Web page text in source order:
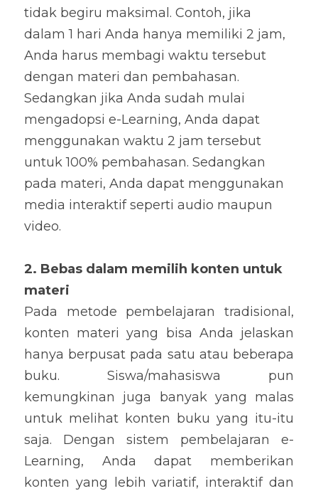
tidak begiru maksimal. Contoh, jika
dalam 1 hari Anda hanya memiliki 2 jam,
Anda harus membagi waktu tersebut
dengan materi dan pembahasan.
Sedangkan jika Anda sudah mulai
mengadopsi e-Learning, Anda dapat
menggunakan waktu 2 jam tersebut
untuk 100% pembahasan. Sedangkan
pada materi, Anda dapat menggunakan
media interaktif seperti audio maupun
video.
2. Bebas dalam memilih konten untuk
materi
Pada metode pembelajaran tradisional,
konten materi yang bisa Anda jelaskan
hanya berpusat pada satu atau beberapa
buku. Siswa/mahasiswa pun
kemungkinan juga banyak yang malas
untuk melihat konten buku yang itu-itu
saja. Dengan sistem pembelajaran e-
Learning, Anda dapat memberikan
konten yang lebih variatif, interaktif dan